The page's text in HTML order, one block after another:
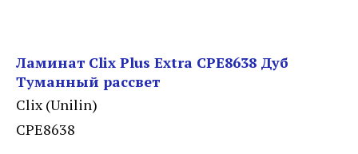
Ламинат Clix Plus Extra CPE8638 Дуб
Туманный рассвет
Clix (Unilin)
CPE8638